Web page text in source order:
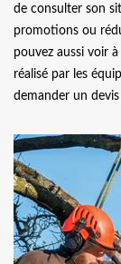
de consulter son
promotions ou
pouvez aussi voir
réalisé par les
demander un